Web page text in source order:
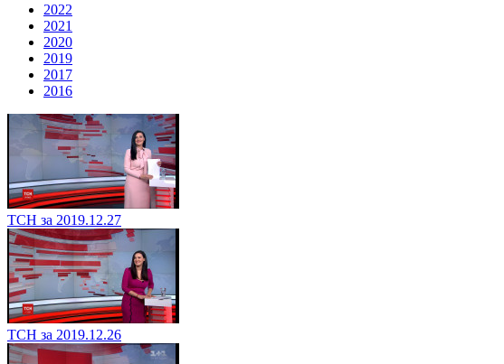
2022
2021
2020
2019
2017
2016
ТСН за 2019.12.27
ТСН за 2019.12.26